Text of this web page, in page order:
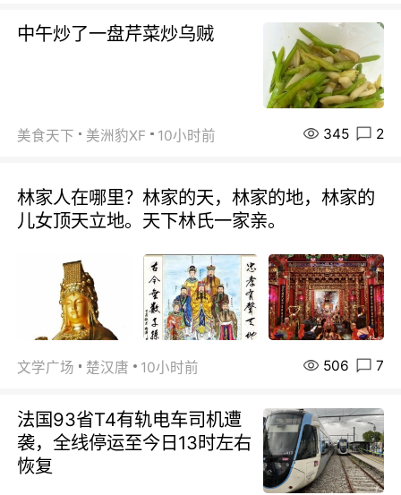
中午炒了一盘芹菜炒乌贼
美食天下 美洲豹XF 10小时前 345 2
林家人在哪里？林家的天，林家的地，林家的
儿女顶天立地。天下林氏一家亲。
文学广场 楚汉唐 10小时前 506 7
法国93省T4有轨电车司机遭
袭，全线停运至今日13时左右
恢复